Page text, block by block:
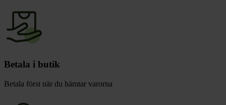
Betala i butik
Betala först när du hämtar varorna